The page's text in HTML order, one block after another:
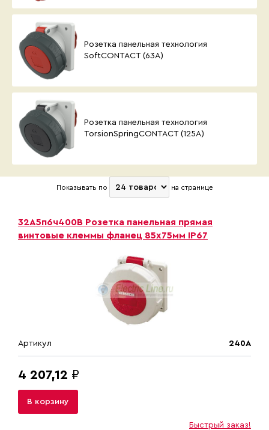
Розетка панельная технология
SoftCONTACT (63А)
Розетка панельная технология
TorsionSpringCONTACT (125А)
Показывать по на странице
32A5п6ч400B Розетка панельная прямая
винтовые клеммы фланец 85х75мм IP67
Артикул 240A
4 207,12 ₽
В корзину
Быстрый заказ!